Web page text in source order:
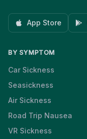
App Store
BY SYMPTOM
Car Sickness
Seasickness
Air Sickness
Road Trip Nausea
VR Sickness